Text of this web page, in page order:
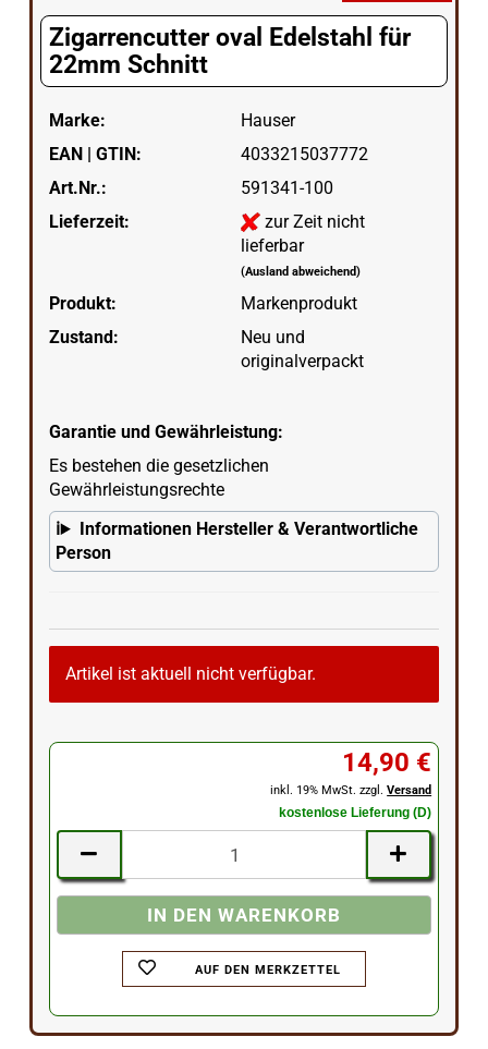
Zigarrencutter oval Edelstahl für
22mm Schnitt
Marke:
Hauser
EAN | GTIN:
4033215037772
Art.Nr.:
591341-100
Lieferzeit:
zur Zeit nicht
lieferbar
(Ausland abweichend)
Produkt:
Markenprodukt
Zustand:
Neu und
originalverpackt
Garantie und Gewährleistung:
Es bestehen die gesetzlichen
Gewährleistungsrechte
Informationen Hersteller & Verantwortliche
Person
Artikel ist aktuell nicht verfügbar.
14,90 €
inkl. 19% MwSt. zzgl.Versand
kostenlose Lieferung (D)
AUF DEN MERKZETTEL